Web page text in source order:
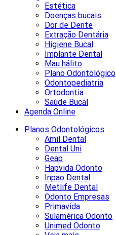
Estética
Doenças bucais
Dor de Dente
Extração Dentária
Higiene Bucal
Implante Dental
Mau hálito
Plano Odontológico
Odontopediatria
Ortodontia
Saúde Bucal
Agenda Online
Planos Odontológicos
Amil Dental
Dental Uni
Geap
Hapvida Odonto
Inpao Dental
Metlife Dental
Odonto Empresas
Primavida
Sulamérica Odonto
Unimed Odonto